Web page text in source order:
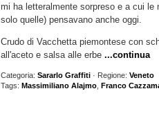
mi ha letteralmente sorpreso e a cui le
solo quelle) pensavano anche oggi.
Crudo di Vacchetta piemontese con
all'aceto e salsa alle erbe...continua
Categoria:Sararlo Graffiti · Regione:Veneto
Tags:Massimiliano Alajmo ,Franco